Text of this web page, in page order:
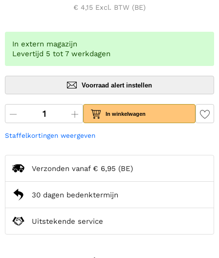
€ 4,15 Excl. BTW (BE)
In extern magazijn
Levertijd 5 tot 7 werkdagen
Voorraad alert instellen
In winkelwagen
Staffelkortingen weergeven
Verzonden vanaf € 6,95 (BE)
30 dagen bedenktermijn
Uitstekende service